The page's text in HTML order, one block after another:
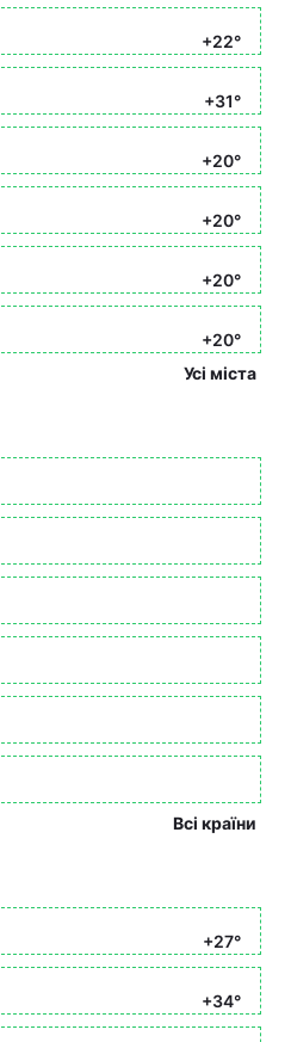
+22°
+31°
+20°
+20°
+20°
+20°
Усі міста
Всі країни
+27°
+34°